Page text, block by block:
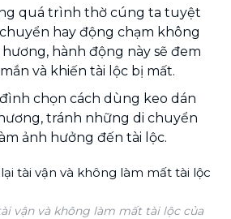
quá trình thờ cúng ta tuyệt
hay động chạm không
hành động này sẽ đem
và khiến tài lộc bị mất.
chọn cách dùng keo dán
tránh những di chuyển
ảnh hưởng đến tài lộc.
vận và không làm mất tài lộc của